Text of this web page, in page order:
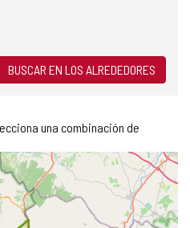
BUSCAR EN LOS ALREDEDORES
una combinación de